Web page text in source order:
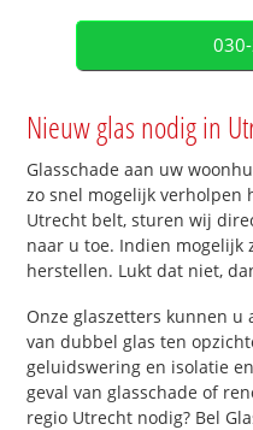
Nieuw glas nodig in
Glasschade aan uw
zo snel mogelijk verholpen
Utrecht belt, sturen wij
naar u toe. Indien mogelijk
herstellen. Lukt dat niet,
Onze glaszetters kunnen u
van dubbel glas ten
geluidswering en isolatie
geval van glasschade of
regio Utrecht nodig? Bel